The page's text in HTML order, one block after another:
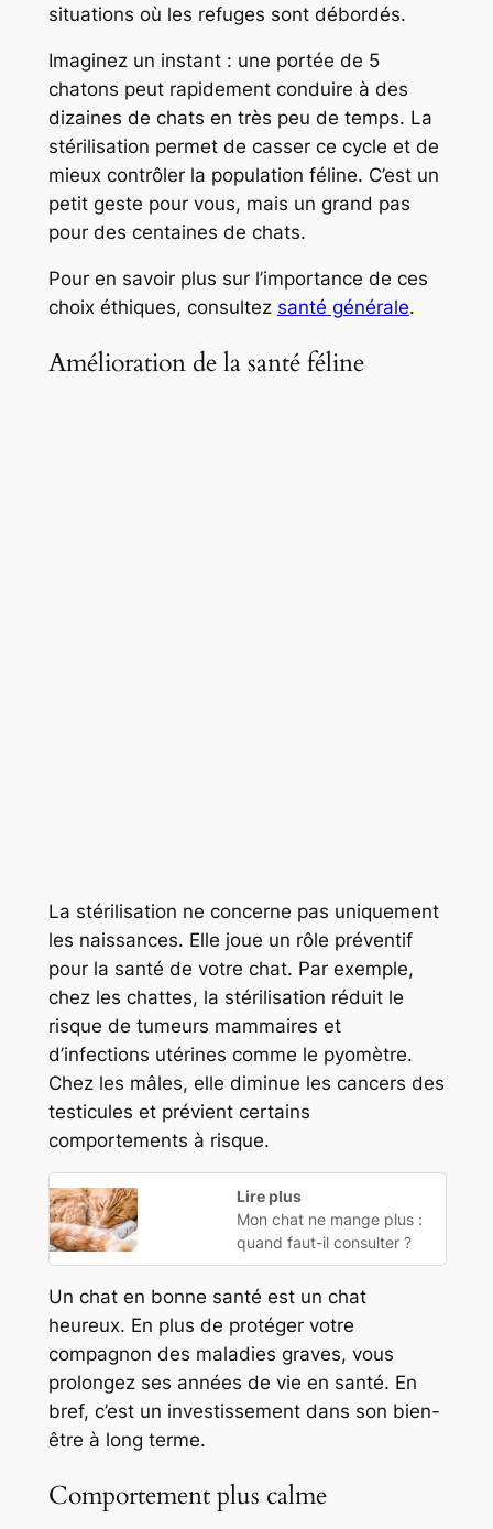
situations où les refuges sont débordés.
Imaginez un instant : une portée de 5
chatons peut rapidement conduire à des
dizaines de chats en très peu de temps. La
stérilisation permet de casser ce cycle et de
mieux contrôler la population féline. C’est un
petit geste pour vous, mais un grand pas
pour des centaines de chats.
Pour en savoir plus sur l’importance de ces
choix éthiques, consultez santé générale.
Amélioration de la santé féline
La stérilisation ne concerne pas uniquement
les naissances. Elle joue un rôle préventif
pour la santé de votre chat. Par exemple,
chez les chattes, la stérilisation réduit le
risque de tumeurs mammaires et
d’infections utérines comme le pyomètre.
Chez les mâles, elle diminue les cancers des
testicules et prévient certains
comportements à risque.
Lire plus
Mon chat ne mange plus :
quand faut-il consulter ?
Un chat en bonne santé est un chat
heureux. En plus de protéger votre
compagnon des maladies graves, vous
prolongez ses années de vie en santé. En
bref, c’est un investissement dans son bien-
être à long terme.
Comportement plus calme